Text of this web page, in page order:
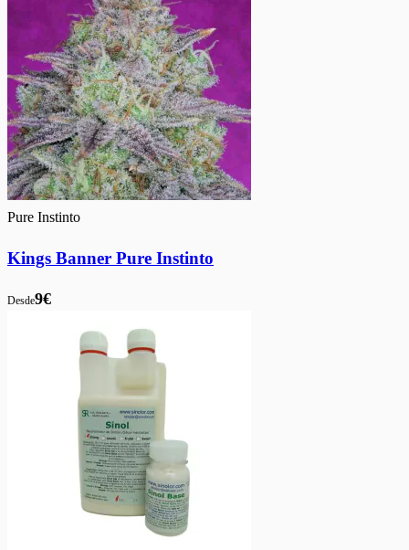
Pure Instinto
Kings Banner Pure Instinto
Desde9€